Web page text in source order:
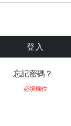
登入
忘記密碼？